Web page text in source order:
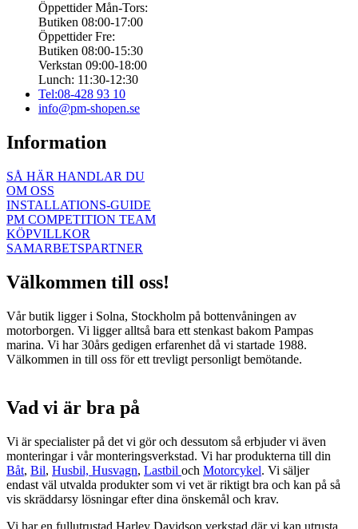
Öppettider Mån-Tors:
Butiken 08:00-17:00
Öppettider Fre:
Butiken 08:00-15:30
Verkstan 09:00-18:00
Lunch: 11:30-12:30
Tel:08-428 93 10
info@pm-shopen.se
Information
SÅ HÄR HANDLAR DU
OM OSS
INSTALLATIONS-GUIDE
PM COMPETITION TEAM
KÖPVILLKOR
SAMARBETSPARTNER
Välkommen till oss!
Vår butik ligger i Solna, Stockholm på bottenvåningen av
motorborgen. Vi ligger alltså bara ett stenkast bakom Pampas
marina. Vi har 30års gedigen erfarenhet då vi startade 1988.
Välkommen in till oss för ett trevligt personligt bemötande.
Vad vi är bra på
Vi är specialister på det vi gör och dessutom så erbjuder vi även
monteringar i vår monteringsverkstad. Vi har produkterna till din
Båt, Bil, Husbil, Husvagn, Lastbil och Motorcykel. Vi säljer
endast väl utvalda produkter som vi vet är riktigt bra och kan på så
vis skräddarsy lösningar efter dina önskemål och krav.
Vi har en fullutrustad Harley Davidson verkstad där vi kan utrusta